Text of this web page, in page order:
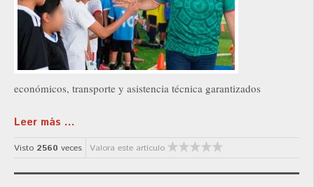
económicos, transporte y asistencia técnica garantizados
Leer más ...
Visto 2560 veces Valora este artículo